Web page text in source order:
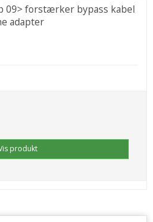
09> forstærker bypass kabel
adapter
produkt